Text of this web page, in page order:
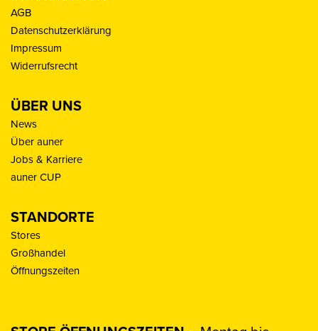
AGB
Datenschutzerklärung
Impressum
Widerrufsrecht
ÜBER UNS
News
Über auner
Jobs & Karriere
auner CUP
STANDORTE
Stores
Großhandel
Öffnungszeiten